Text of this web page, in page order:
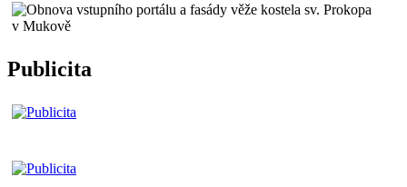
Publicita